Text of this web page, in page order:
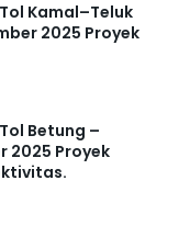
Kamal–Teluk
2025 Proyek
Betung –
2025 Proyek